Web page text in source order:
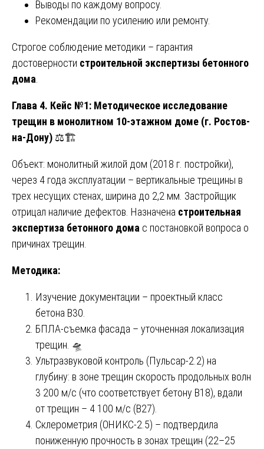
Выводы по каждому вопросу.
Рекомендации по усилению или ремонту.
Строгое соблюдение методики – гарантия
достоверности строительной экспертизы бетонного
дома
Глава 4. Кейс №1: Методическое исследование
трещин в монолитном 10-этажном доме (г. Ростов-
на-Дону) ⚖️🏗️
Объект: монолитный жилой дом (2018 г. постройки),
через 4 года эксплуатации – вертикальные трещины в
трех несущих стенах, ширина до 2,2 мм. Застройщик
отрицал наличие дефектов. Назначена строительная
экспертиза бетонного дома с постановкой вопроса о
причинах трещин.
Методика:
Изучение документации – проектный класс
бетона В30.
БПЛА-съемка фасада – уточненная локализация
трещин. 🛸
Ультразвуковой контроль (Пульсар-2.2) на
глубину: в зоне трещин скорость продольных волн
3 200 м/с (что соответствует бетону В18), вдали
от трещин – 4 100 м/с (В27).
Склерометрия (ОНИКС-2.5) – подтвердила
пониженную прочность в зонах трещин (22–25